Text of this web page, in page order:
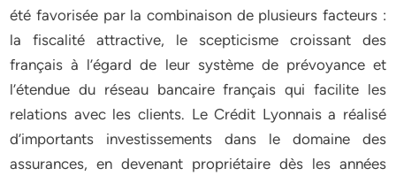
été favorisée par la combinaison de plusieurs facteurs :
la fiscalité attractive, le scepticisme croissant des
français à l’égard de leur système de prévoyance et
l’étendue du réseau bancaire français qui facilite les
relations avec les clients. Le Crédit Lyonnais a réalisé
d’importants investissements dans le domaine des
assurances, en devenant propriétaire dès les années